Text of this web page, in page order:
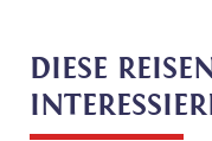
DIESE